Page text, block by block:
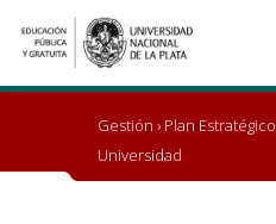
Ir
al
Gestión › Plan Estratégico
Universidad